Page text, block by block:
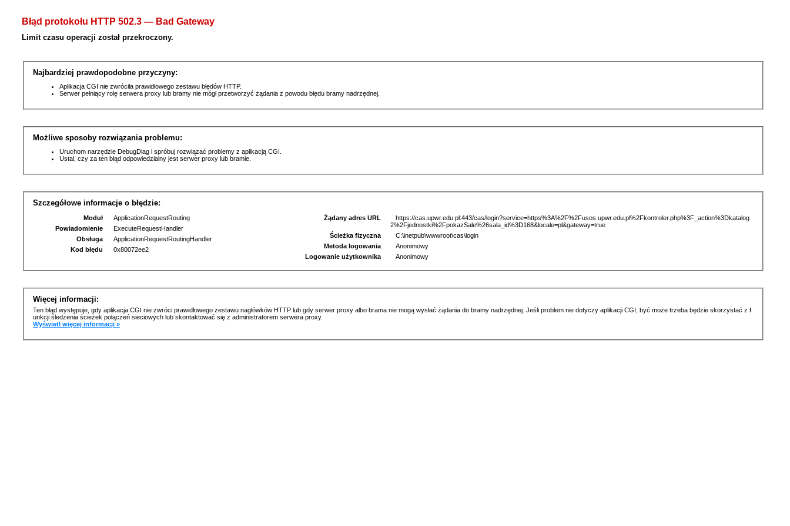
Błąd protokołu HTTP 502.3 — Bad Gateway
Limit czasu operacji został przekroczony.
Najbardziej prawdopodobne przyczyny:
Aplikacja CGI nie zwróciła prawidłowego zestawu błędów HTTP.
Serwer pełniący rolę serwera proxy lub bramy nie mógł przetworzyć żądania z powodu błędu bramy nadrzędnej.
Możliwe sposoby rozwiązania problemu:
Uruchom narzędzie DebugDiag i spróbuj rozwiązać problemy z aplikacją CGI.
Ustal, czy za ten błąd odpowiedzialny jest serwer proxy lub bramie.
Szczegółowe informacje o błędzie:
Moduł
ApplicationRequestRouting
Powiadomienie
ExecuteRequestHandler
Obsługa
ApplicationRequestRoutingHandler
Kod błędu
0x80072ee2
Żądany adres URL
https://cas.upwr.edu.pl:443/cas/login?service=https%3A%2F%2Fusos.upwr.edu.pl%2Fkontroler.php%3F_action%3Dkatalog
2%2Fjednostki%2FpokazSale%26sala_id%3D168&locale=pl&gateway=true
Ścieżka fizyczna
C:\inetpub\wwwroot\cas\login
Metoda logowania
Anonimowy
Logowanie użytkownika
Anonimowy
Więcej informacji:
Ten błąd występuje, gdy aplikacja CGI nie zwróci prawidłowego zestawu nagłówków HTTP lub gdy serwer proxy albo brama nie mogą wysłać żądania do bramy nadrzędnej. Jeśli problem nie dotyczy aplikacji CGI, być może trzeba będzie skorzystać z f
unkcji śledzenia ścieżek połączeń sieciowych lub skontaktować się z administratorem serwera proxy.
Wyświetl więcej informacji »